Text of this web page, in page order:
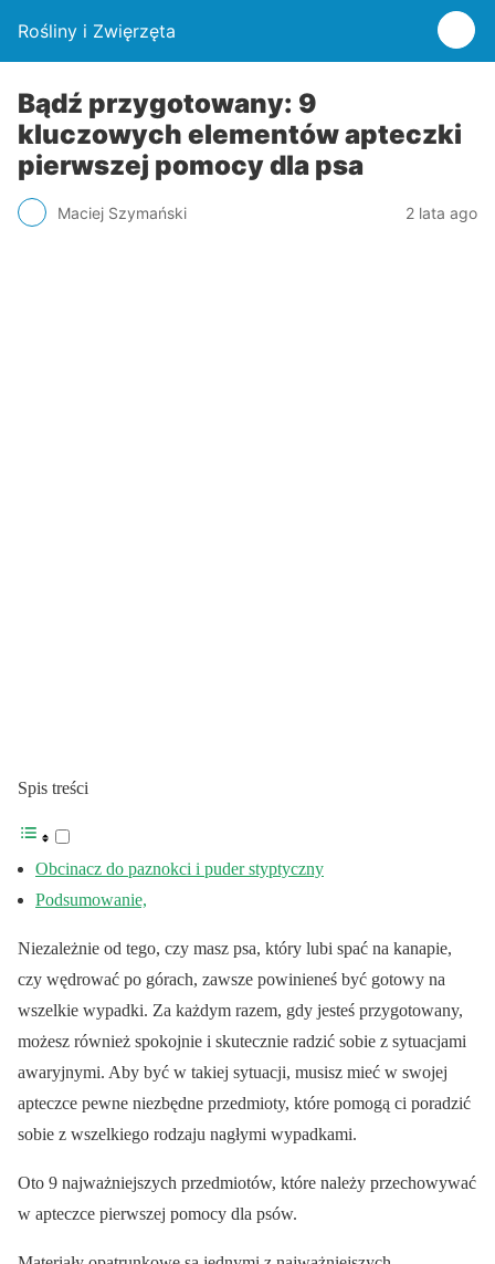
Rośliny i Zwięrzęta
Bądź przygotowany: 9
kluczowych elementów apteczki
pierwszej pomocy dla psa
Maciej Szymański 2 lata ago
Spis treści
Obcinacz do paznokci i puder styptyczny
Podsumowanie,
Niezależnie od tego, czy masz psa, który lubi spać na kanapie,
czy wędrować po górach, zawsze powinieneś być gotowy na
wszelkie wypadki. Za każdym razem, gdy jesteś przygotowany,
możesz również spokojnie i skutecznie radzić sobie z sytuacjami
awaryjnymi. Aby być w takiej sytuacji, musisz mieć w swojej
apteczce pewne niezbędne przedmioty, które pomogą ci poradzić
sobie z wszelkiego rodzaju nagłymi wypadkami.
Oto 9 najważniejszych przedmiotów, które należy przechowywać
w apteczce pierwszej pomocy dla psów.